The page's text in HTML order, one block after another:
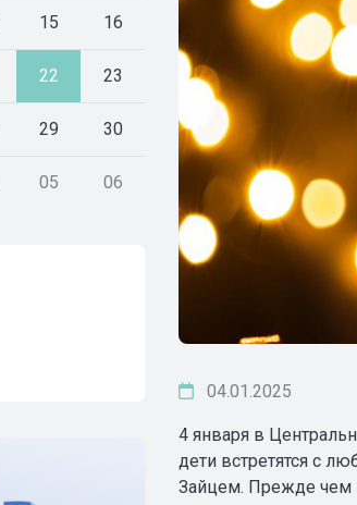
15 16
22 23
29 30
05 06
04.01.2025
4 января в
дети встретятся с
Зайцем. Прежде чем